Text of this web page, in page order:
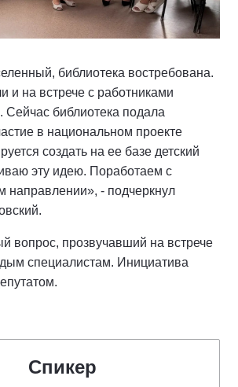
библиотека востребована.
и на встрече с работниками
Сейчас библиотека подала
в национальном проекте
создать на ее базе детский
эту идею. Поработаем с
направлении», - подчеркнул
вопрос, прозвучавший на встрече
специалистам. Инициатива
Спикер